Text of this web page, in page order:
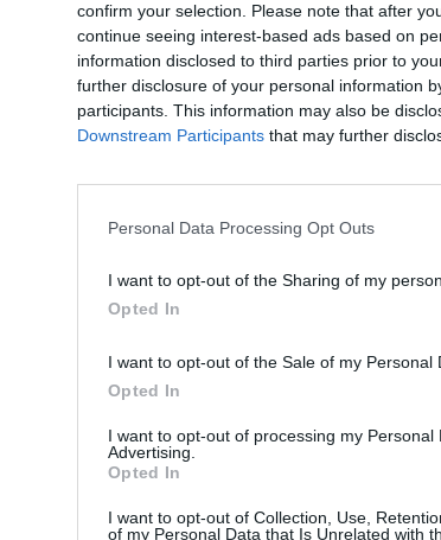
confirm your selection. Please note that after
continue seeing interest-based ads based on
information disclosed to third parties prior to
further disclosure of your personal information
participants. This information may also be
Downstream Participants that may further
Personal Data Processing Opt Outs
I want to opt-out of the Sharing of my
Opted In
I want to opt-out of the Sale of my Personal
Opted In
I want to opt-out of processing my Personal
Advertising.
Opted In
I want to opt-out of Collection, Use,
of my Personal Data that Is Unrelated with